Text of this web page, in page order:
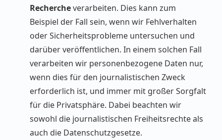
Rechercheverarbeiten. Dies kann zum
Beispiel der Fall sein, wenn wir Fehlverhalten
oder Sicherheitsprobleme untersuchen und
darüber veröffentlichen. In einem solchen Fall
verarbeiten wir personenbezogene Daten nur,
wenn dies für den journalistischen Zweck
erforderlich ist, und immer mit großer Sorgfalt
für die Privatsphäre. Dabei beachten wir
sowohl die journalistischen Freiheitsrechte als
auch die Datenschutzgesetze.